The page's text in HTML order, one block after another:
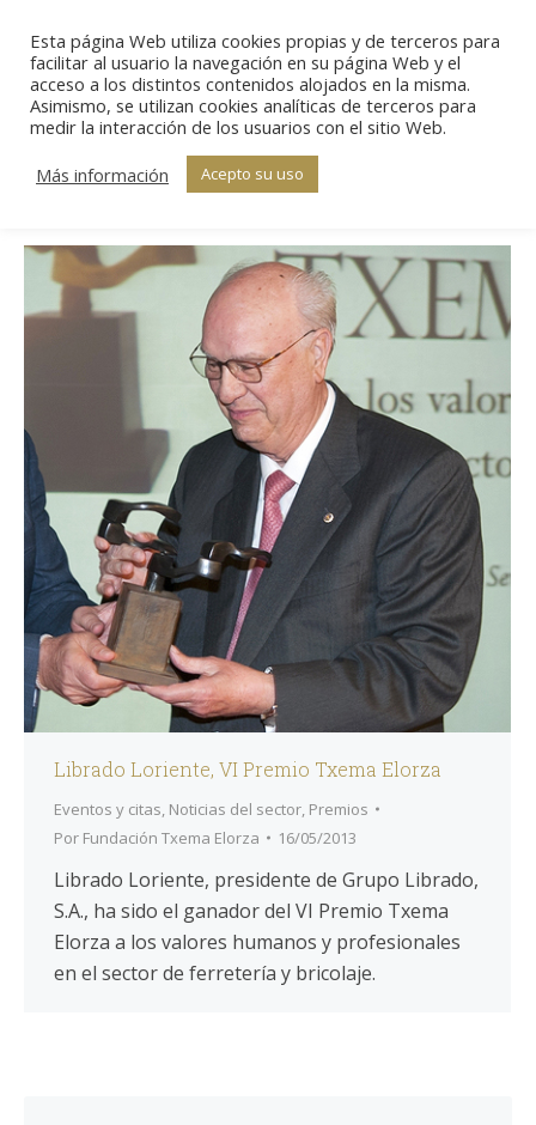
Archivo diario:
16/05/2013
Estás aquí:
Inicio 2013
Librado Loriente, VI Premio Txema Elorza
Eventos y citas, Noticias del sector, Premios
Por Fundación Txema Elorza 16/05/2013
Librado Loriente, presidente de Grupo Librado,
S.A., ha sido el ganador del VI Premio Txema
Elorza a los valores humanos y profesionales
en el sector de ferretería y bricolaje.
Esta página Web utiliza cookies propias y de terceros para
facilitar al usuario la navegación en su página Web y el
acceso a los distintos contenidos alojados en la misma.
Asimismo, se utilizan cookies analíticas de terceros para
medir la interacción de los usuarios con el sitio Web.
Más información
Acepto su uso